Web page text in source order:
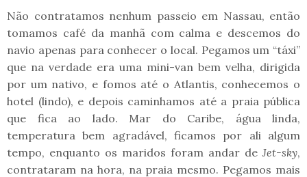
Não contratamos nenhum passeio em Nassau, então
tomamos café da manhã com calma e descemos do
navio apenas para conhecer o local. Pegamos um “táxi”
que na verdade era uma mini-van bem velha, dirigida
por um nativo, e fomos até o Atlantis, conhecemos o
hotel (lindo), e depois caminhamos até a praia pública
que fica ao lado. Mar do Caribe, água linda,
temperatura bem agradável, ficamos por ali algum
tempo, enquanto os maridos foram andar de Jet-sky,
contrataram na hora, na praia mesmo. Pegamos mais